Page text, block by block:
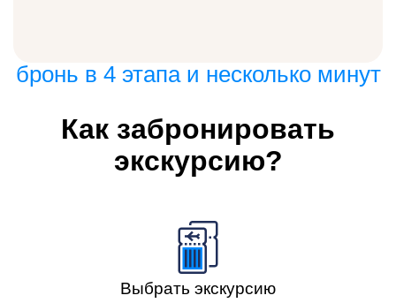
бронь в 4 этапа и несколько минут
Как забронировать
экскурсию?
Выбрать экскурсию